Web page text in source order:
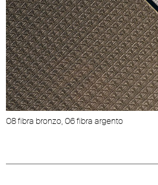
08 fibra bronzo, 06 fibra argento